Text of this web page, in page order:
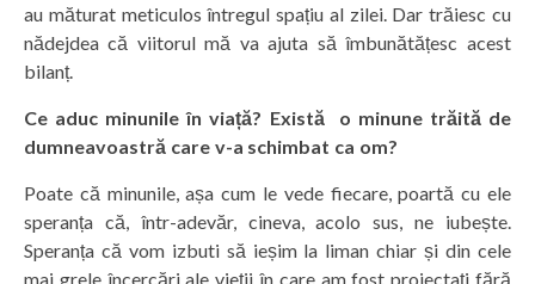
au măturat meticulos întregul spațiu al zilei. Dar trăiesc cu
nădejdea că viitorul mă va ajuta să îmbunătățesc acest
bilanț.
Ce aduc minunile în viață? Există o minune trăită de
dumneavoastră care v-a schimbat ca om?
Poate că minunile, așa cum le vede fiecare, poartă cu ele
speranța că, într-adevăr, cineva, acolo sus, ne iubește.
Speranța că vom izbuti să ieșim la liman chiar și din cele
mai grele încercări ale vieții în care am fost proiectați fără